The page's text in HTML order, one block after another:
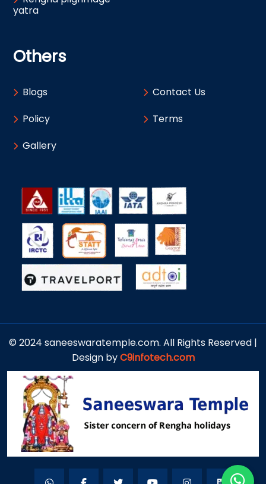
yatra
Others
Blogs
Contact Us
Policy
Terms
Gallery
© 2024 saneeswaratemple.com. All Rights Reserved |
Design byC9infotech.com